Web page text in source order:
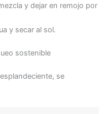
y dejar en remojo por
y secar al sol.
sostenible
se